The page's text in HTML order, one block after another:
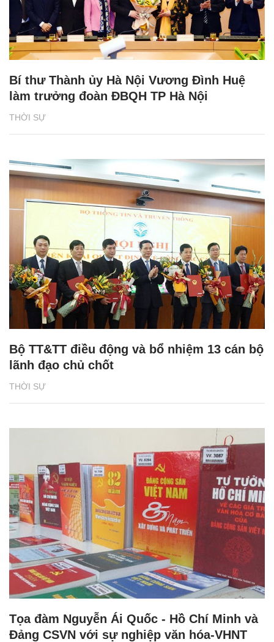
THỜI SỰ
Bí thư Thành ủy Hà Nội Vương Đình Huệ
làm trưởng đoàn ĐBQH TP Hà Nội
THỜI SỰ
Bộ TT&TT điều động và bổ nhiệm 13 cán bộ
lãnh đạo chủ chốt
Tọa đàm Nguyễn Ái Quốc - Hồ Chí Minh và
Đảng CSVN với sự nghiệp văn hóa-VHNT